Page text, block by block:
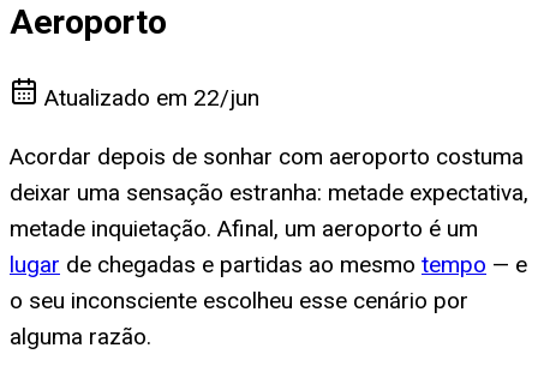
Aeroporto
Atualizado em 22/jun
Acordar depois de sonhar com aeroporto costuma
deixar uma sensação estranha: metade expectativa,
metade inquietação. Afinal, um aeroporto é um
lugar de chegadas e partidas ao mesmo tempo — e
o seu inconsciente escolheu esse cenário por
alguma razão.